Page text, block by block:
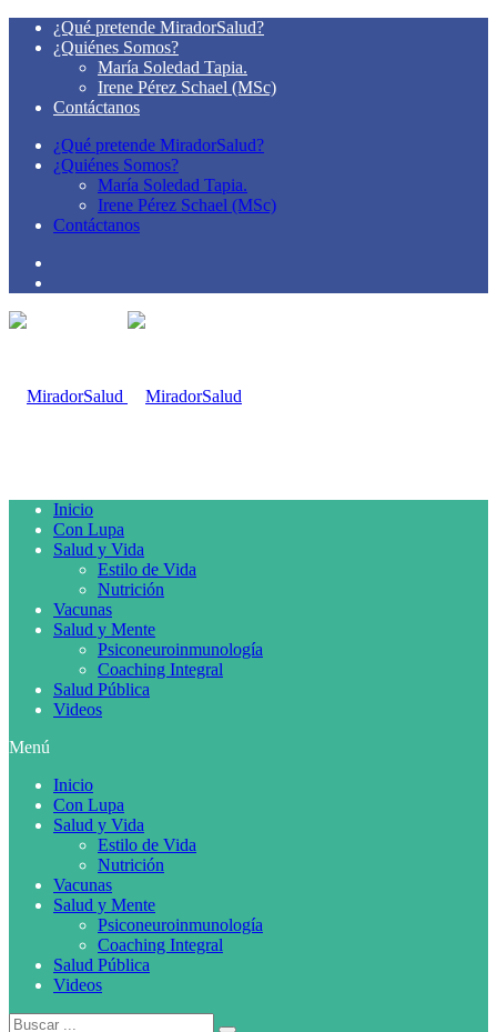
¿Qué pretende MiradorSalud?
¿Quiénes Somos?
María Soledad Tapia.
Irene Pérez Schael (MSc)
Contáctanos
¿Qué pretende MiradorSalud?
¿Quiénes Somos?
María Soledad Tapia.
Irene Pérez Schael (MSc)
Contáctanos
Inicio
Con Lupa
Salud y Vida
Estilo de Vida
Nutrición
Vacunas
Salud y Mente
Psiconeuroinmunología
Coaching Integral
Salud Pública
Videos
Menú
Inicio
Con Lupa
Salud y Vida
Estilo de Vida
Nutrición
Vacunas
Salud y Mente
Psiconeuroinmunología
Coaching Integral
Salud Pública
Videos